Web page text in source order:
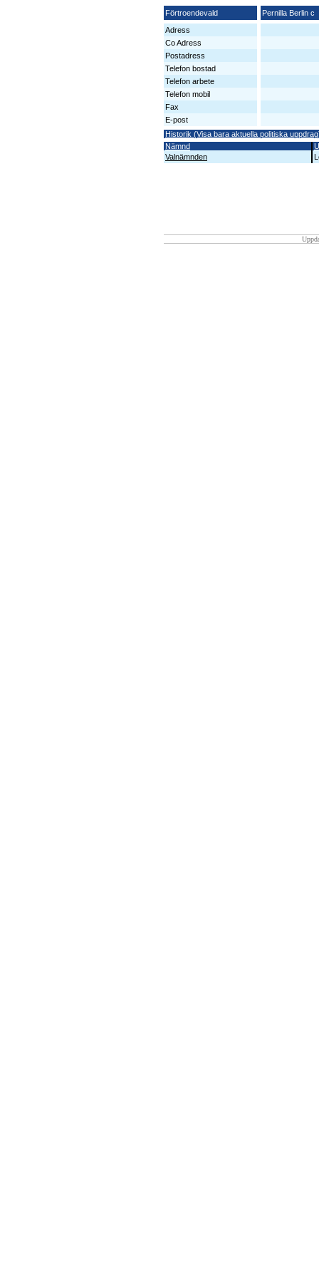
Förtroendevald
Pernilla Berlin c
Adress
Co Adress
Postadress
Telefon bostad
Telefon arbete
Telefon mobil
Fax
E-post
Historik (Visa bara aktuella politiska
Nämnd
Valnämnden